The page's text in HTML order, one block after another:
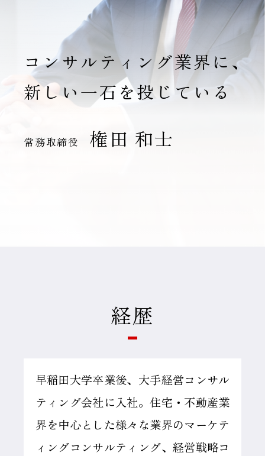
コンサルティング業界に、
新しい一石を投じている
常務取締役権田 和士
経歴
早稲田大学卒業後、大手経営コンサル
ティング会社に入社。住宅・不動産業
界を中心とした様々な業界のマーケテ
ィングコンサルティング、経営戦略コ